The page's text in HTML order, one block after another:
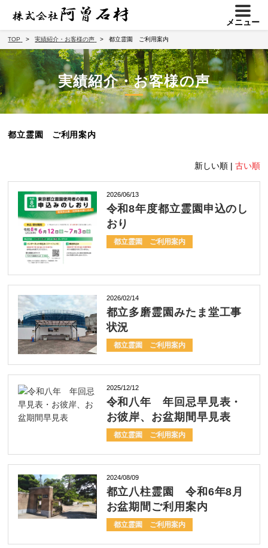
メニュー
TOP 実績紹介・お客様の声 都立霊園 ご利用案内
実績紹介・お客様の声
都立霊園 ご利用案内
新しい順 | 古い順
2026/06/13
令和8年度都立霊園申込のし
おり
都立霊園 ご利用案内
2026/02/14
都立多磨霊園みたま堂工事
状況
都立霊園 ご利用案内
2025/12/12
令和八年 年回忌早見表・
お彼岸、お盆期間早見表
都立霊園 ご利用案内
2024/08/09
都立八柱霊園 令和6年8月
お盆期間ご利用案内
都立霊園 ご利用案内